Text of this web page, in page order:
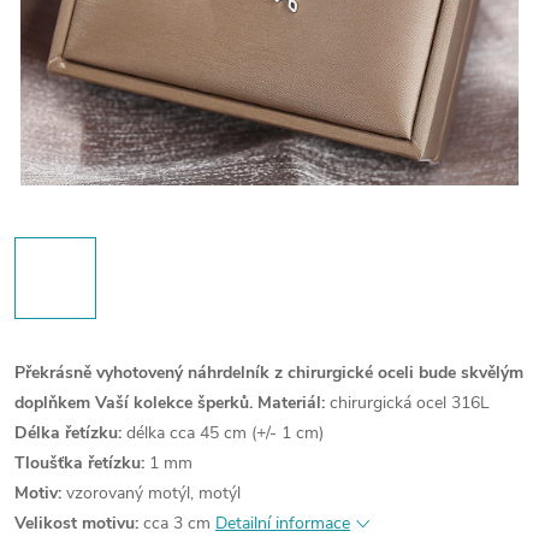
Překrásně vyhotovený náhrdelník z chirurgické oceli bude skvělým
doplňkem Vaší kolekce šperků. Materiál: chirurgická ocel 316L
Délka řetízku: délka cca 45 cm (+/- 1 cm)
Tloušťka řetízku: 1 mm
Motiv: vzorovaný motýl, motýl
Velikost motivu: cca 3 cm Detailní informace